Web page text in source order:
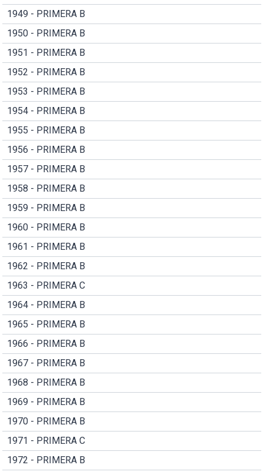
1949 - PRIMERA B
1950 - PRIMERA B
1951 - PRIMERA B
1952 - PRIMERA B
1953 - PRIMERA B
1954 - PRIMERA B
1955 - PRIMERA B
1956 - PRIMERA B
1957 - PRIMERA B
1958 - PRIMERA B
1959 - PRIMERA B
1960 - PRIMERA B
1961 - PRIMERA B
1962 - PRIMERA B
1963 - PRIMERA C
1964 - PRIMERA B
1965 - PRIMERA B
1966 - PRIMERA B
1967 - PRIMERA B
1968 - PRIMERA B
1969 - PRIMERA B
1970 - PRIMERA B
1971 - PRIMERA C
1972 - PRIMERA B